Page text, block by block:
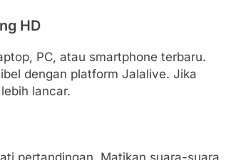
HD
PC, atau smartphone terbaru.
dengan platform Jalalive. Jika
lancar.